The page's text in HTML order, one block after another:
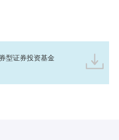
型证券投资基金